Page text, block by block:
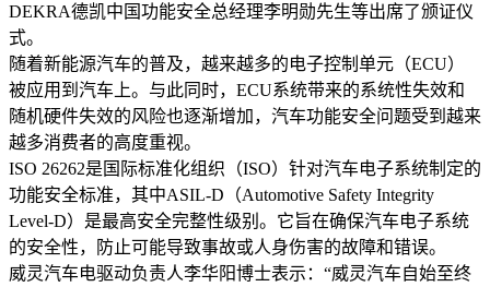
DEKRA德凯中国功能安全总经理李明勋先生等出席了颁证仪
式。
随着新能源汽车的普及，越来越多的电子控制单元（ECU）
被应用到汽车上。与此同时，ECU系统带来的系统性失效和
随机硬件失效的风险也逐渐增加，汽车功能安全问题受到越来
越多消费者的高度重视。
ISO 26262是国际标准化组织（ISO）针对汽车电子系统制定的
功能安全标准，其中ASIL-D（Automotive Safety Integrity
Level-D）是最高安全完整性级别。它旨在确保汽车电子系统
的安全性，防止可能导致事故或人身伤害的故障和错误。
威灵汽车电驱动负责人李华阳博士表示：“威灵汽车自始至终